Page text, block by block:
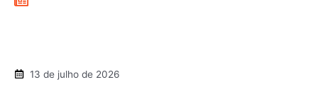
13 de julho de 2026